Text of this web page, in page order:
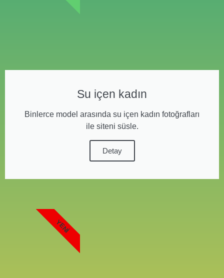
Su içen kadın
Binlerce model arasında su içen kadın fotoğrafları
ile siteni süsle.
Detay
YENI